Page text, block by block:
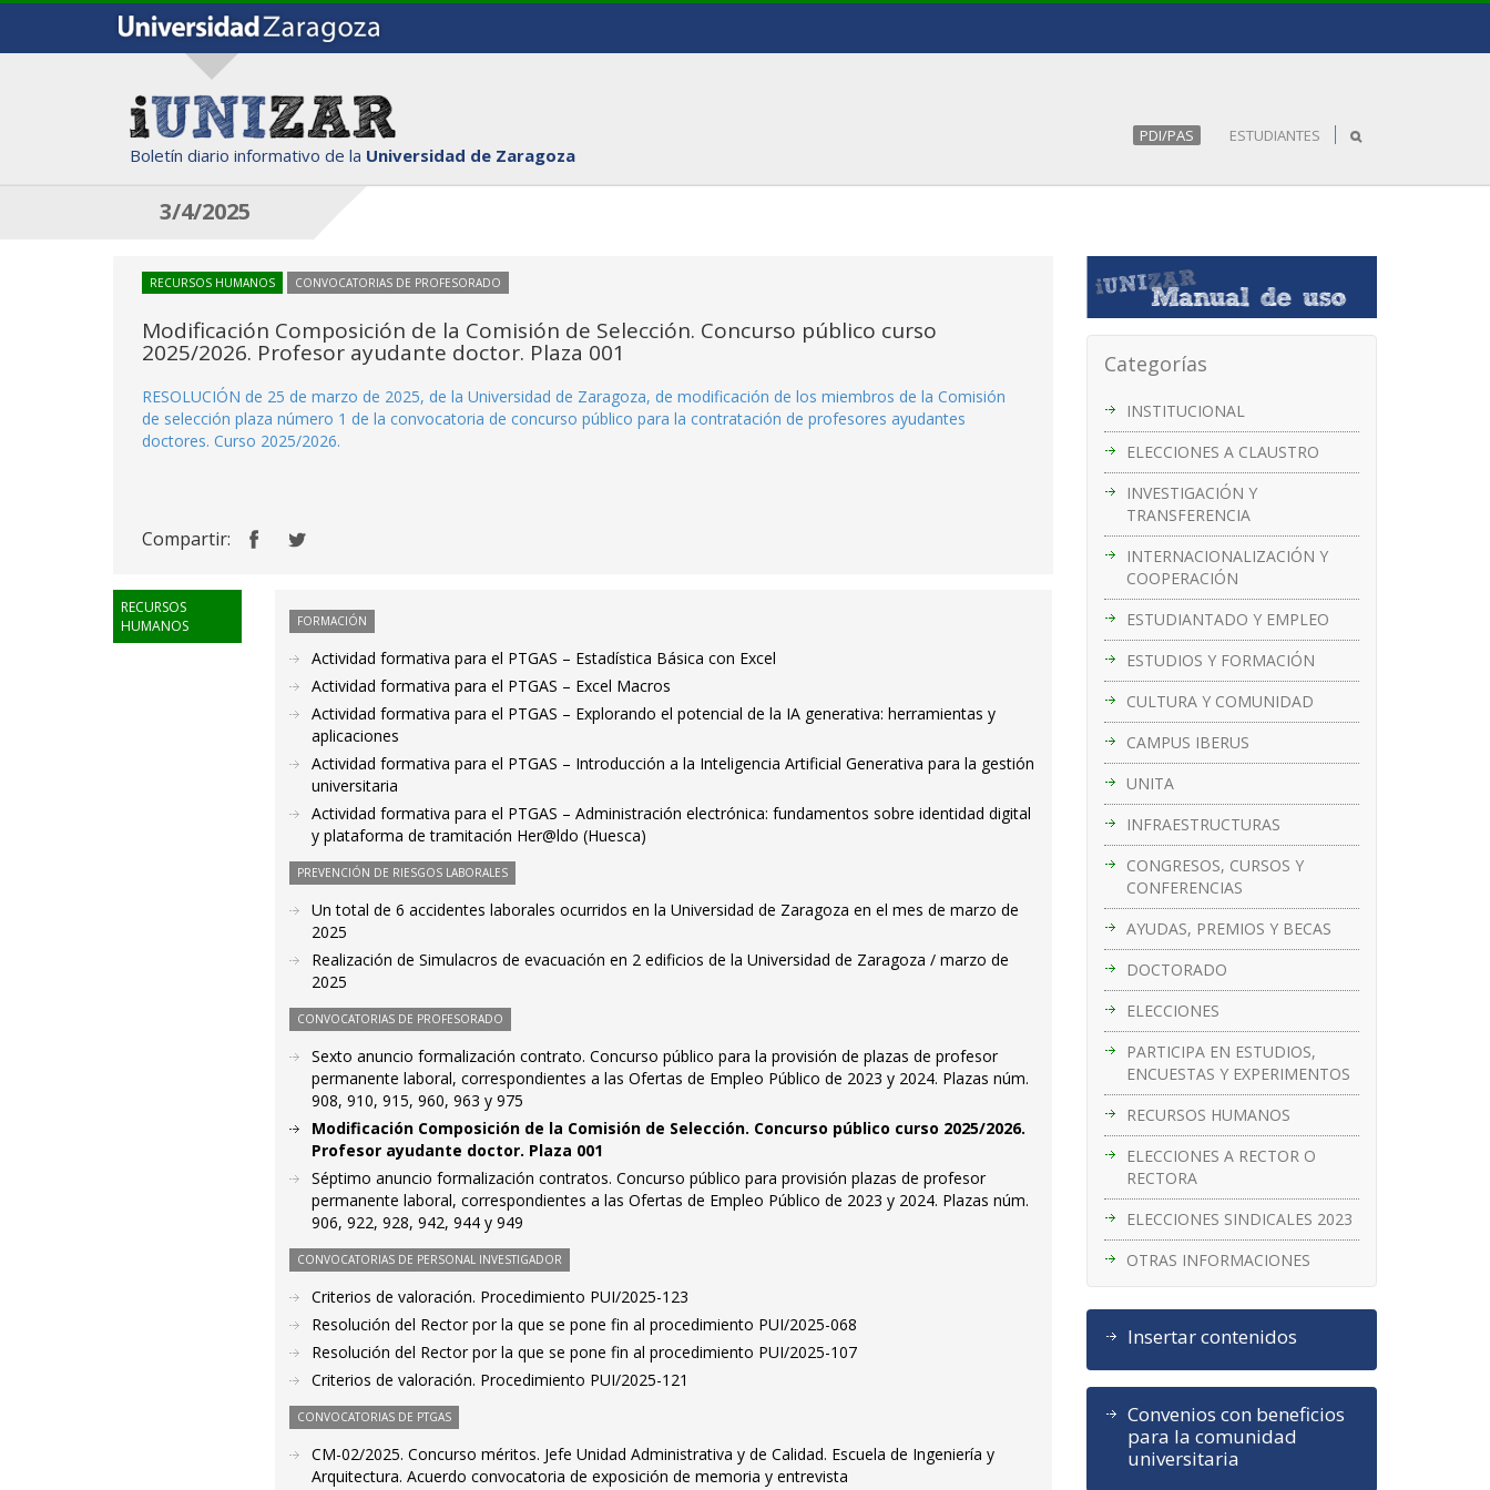
Boletín diario informativo de la Universidad de Zaragoza
PDI/PAS ESTUDIANTES
3/4/2025
Categorías
INSTITUCIONAL
ELECCIONES A CLAUSTRO
INVESTIGACIÓN Y
TRANSFERENCIA
INTERNACIONALIZACIÓN Y
COOPERACIÓN
ESTUDIANTADO Y EMPLEO
ESTUDIOS Y FORMACIÓN
CULTURA Y COMUNIDAD
CAMPUS IBERUS
UNITA
INFRAESTRUCTURAS
CONGRESOS, CURSOS Y
CONFERENCIAS
AYUDAS, PREMIOS Y BECAS
DOCTORADO
ELECCIONES
PARTICIPA EN ESTUDIOS,
ENCUESTAS Y EXPERIMENTOS
RECURSOS HUMANOS
ELECCIONES A RECTOR O
RECTORA
ELECCIONES SINDICALES 2023
OTRAS INFORMACIONES
Insertar contenidos
Convenios con beneficios
para la comunidad
universitaria
RECURSOS HUMANOS CONVOCATORIAS DE PROFESORADO
Modificación Composición de la Comisión de Selección. Concurso público curso
2025/2026. Profesor ayudante doctor. Plaza 001
RESOLUCIÓN de 25 de marzo de 2025, de la Universidad de Zaragoza, de modificación de los miembros de la Comisión
de selección plaza número 1 de la convocatoria de concurso público para la contratación de profesores ayudantes
doctores. Curso 2025/2026.
Compartir:
RECURSOS
HUMANOS
FORMACIÓN
Actividad formativa para el PTGAS – Estadística Básica con Excel
Actividad formativa para el PTGAS – Excel Macros
Actividad formativa para el PTGAS – Explorando el potencial de la IA generativa: herramientas y
aplicaciones
Actividad formativa para el PTGAS – Introducción a la Inteligencia Artificial Generativa para la gestión
universitaria
Actividad formativa para el PTGAS – Administración electrónica: fundamentos sobre identidad digital
y plataforma de tramitación Her@ldo (Huesca)
PREVENCIÓN DE RIESGOS LABORALES
Un total de 6 accidentes laborales ocurridos en la Universidad de Zaragoza en el mes de marzo de
2025
Realización de Simulacros de evacuación en 2 edificios de la Universidad de Zaragoza / marzo de
2025
CONVOCATORIAS DE PROFESORADO
Sexto anuncio formalización contrato. Concurso público para la provisión de plazas de profesor
permanente laboral, correspondientes a las Ofertas de Empleo Público de 2023 y 2024. Plazas núm.
908, 910, 915, 960, 963 y 975
Modificación Composición de la Comisión de Selección. Concurso público curso 2025/2026.
Profesor ayudante doctor. Plaza 001
Séptimo anuncio formalización contratos. Concurso público para provisión plazas de profesor
permanente laboral, correspondientes a las Ofertas de Empleo Público de 2023 y 2024. Plazas núm.
906, 922, 928, 942, 944 y 949
CONVOCATORIAS DE PERSONAL INVESTIGADOR
Criterios de valoración. Procedimiento PUI/2025-123
Resolución del Rector por la que se pone fin al procedimiento PUI/2025-068
Resolución del Rector por la que se pone fin al procedimiento PUI/2025-107
Criterios de valoración. Procedimiento PUI/2025-121
CONVOCATORIAS DE PTGAS
CM-02/2025. Concurso méritos. Jefe Unidad Administrativa y de Calidad. Escuela de Ingeniería y
Arquitectura. Acuerdo convocatoria de exposición de memoria y entrevista